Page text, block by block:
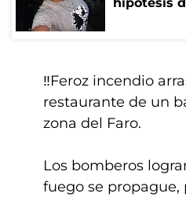
hipótesis
‼️Feroz incendio
restaurante de un
zona del Faro.
Los bomberos
fuego se propague,